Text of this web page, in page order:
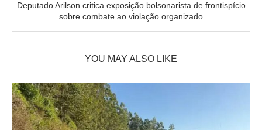
Deputado Arilson critica exposição bolsonarista de frontispício
sobre combate ao violação organizado
YOU MAY ALSO LIKE